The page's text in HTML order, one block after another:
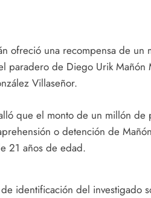
ofreció una recompensa de un
paradero de Diego Urik Mañón
Villaseñor.
que el monto de un millón de
o detención de
21 años de edad.
identificación del investigado